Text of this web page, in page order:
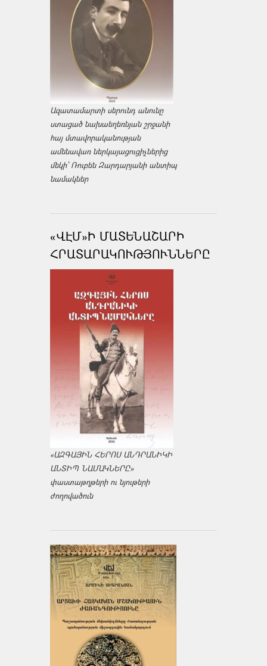
Ազատամարտի սերունդ անունը
ստացած նախաեղեռնյան շրջանի
հայ մտավորականության
ամենավառ ներկայացուցիչներից
մեկի՝ Ռուբեն Զարդարյանի անտիպ
նամակներ
«ՎԷՄ»Ի ՄԱՏԵՆԱՇԱՐԻ
ՀՐԱՏԱՐԱԿՈՒԹՅՈՒՆՆԵՐԸ
«ԱԶԳԱՅԻՆ ՀԵՐՈՍ ԱՆԴՐԱՆԻԿԻ
ԱՆՏԻՊ ՆԱՄԱԿՆԵՐԸ»
փաստաթղթերի ու նյութերի
ժողովածուն